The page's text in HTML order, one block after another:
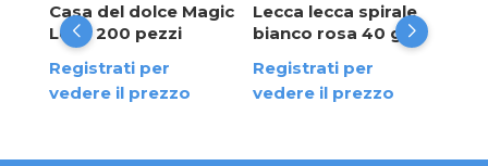
Casa del dolce Magic
Love 200 pezzi
Registrati per
vedere il prezzo
Lecca lecca spirale
bianco rosa 40 gr
Registrati per
vedere il prezzo